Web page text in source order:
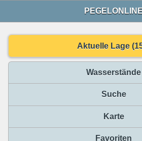
PEGELONLINE
Aktuelle Lage
Wasserstände
Suche
Karte
Favoriten